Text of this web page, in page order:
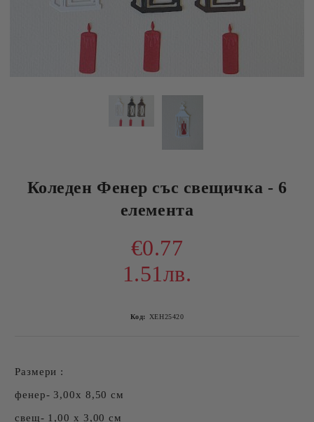
Коледен Фенер със свещичка - 6
елемента
€0.77
1.51лв.
Код: ХЕН25420
Размери :
фенер- 3,00х 8,50 см
свещ- 1,00 х 3,00 см